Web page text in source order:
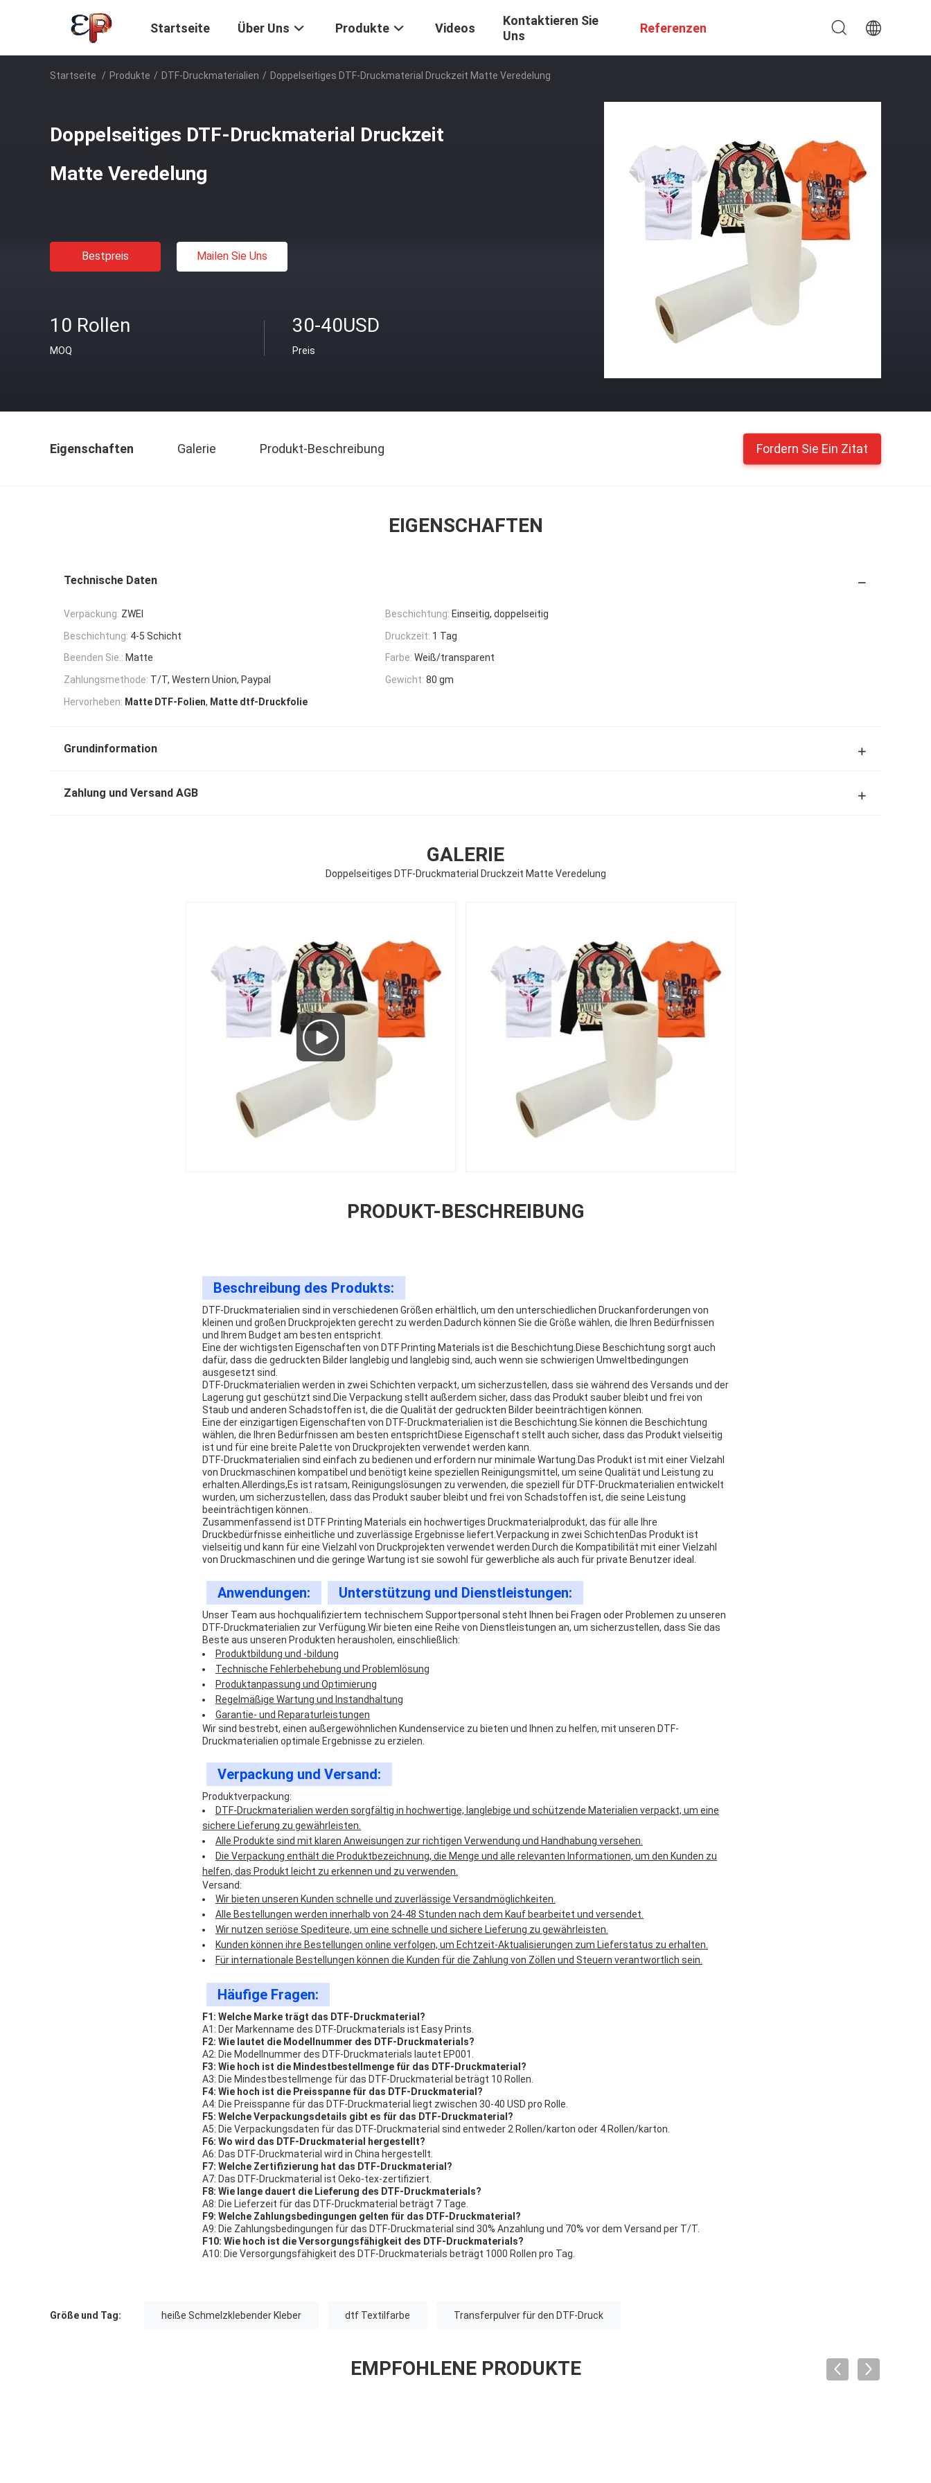
Startseite Über Uns Produkte Videos
Kontaktieren Sie
Uns
Referenzen
Startseite / Produkte / DTF-Druckmaterialien / Doppelseitiges DTF-Druckmaterial Druckzeit Matte Veredelung
Doppelseitiges DTF-Druckmaterial Druckzeit
Matte Veredelung
Bestpreis Mailen Sie Uns
10 Rollen
MOQ
30-40USD
Preis
Eigenschaften Galerie Produkt-Beschreibung Fordern Sie Ein Zitat
EIGENSCHAFTEN
Technische Daten
Verpackung: ZWEI Beschichtung: Einseitig, doppelseitig
Beschichtung: 4-5 Schicht Druckzeit: 1 Tag
Beenden Sie.: Matte Farbe: Weiß/transparent
Zahlungsmethode: T/T, Western Union, Paypal Gewicht: 80 gm
Hervorheben: Matte DTF-Folien, Matte dtf-Druckfolie
Grundinformation
Zahlung und Versand AGB
GALERIE
Doppelseitiges DTF-Druckmaterial Druckzeit Matte Veredelung
PRODUKT-BESCHREIBUNG
Beschreibung des Produkts:
DTF-Druckmaterialien sind in verschiedenen Größen erhältlich, um den unterschiedlichen Druckanforderungen von
kleinen und großen Druckprojekten gerecht zu werden.Dadurch können Sie die Größe wählen, die Ihren Bedürfnissen
und Ihrem Budget am besten entspricht.
Eine der wichtigsten Eigenschaften von DTF Printing Materials ist die Beschichtung.Diese Beschichtung sorgt auch
dafür, dass die gedruckten Bilder langlebig und langlebig sind, auch wenn sie schwierigen Umweltbedingungen
ausgesetzt sind.
DTF-Druckmaterialien werden in zwei Schichten verpackt, um sicherzustellen, dass sie während des Versands und der
Lagerung gut geschützt sind.Die Verpackung stellt außerdem sicher, dass das Produkt sauber bleibt und frei von
Staub und anderen Schadstoffen ist, die die Qualität der gedruckten Bilder beeinträchtigen können.
Eine der einzigartigen Eigenschaften von DTF-Druckmaterialien ist die Beschichtung.Sie können die Beschichtung
wählen, die Ihren Bedürfnissen am besten entsprichtDiese Eigenschaft stellt auch sicher, dass das Produkt vielseitig
ist und für eine breite Palette von Druckprojekten verwendet werden kann.
DTF-Druckmaterialien sind einfach zu bedienen und erfordern nur minimale Wartung.Das Produkt ist mit einer Vielzahl
von Druckmaschinen kompatibel und benötigt keine speziellen Reinigungsmittel, um seine Qualität und Leistung zu
erhalten.Allerdings,Es ist ratsam, Reinigungslösungen zu verwenden, die speziell für DTF-Druckmaterialien entwickelt
wurden, um sicherzustellen, dass das Produkt sauber bleibt und frei von Schadstoffen ist, die seine Leistung
beeinträchtigen können..
Zusammenfassend ist DTF Printing Materials ein hochwertiges Druckmaterialprodukt, das für alle Ihre
Druckbedürfnisse einheitliche und zuverlässige Ergebnisse liefert.Verpackung in zwei SchichtenDas Produkt ist
vielseitig und kann für eine Vielzahl von Druckprojekten verwendet werden.Durch die Kompatibilität mit einer Vielzahl
von Druckmaschinen und die geringe Wartung ist sie sowohl für gewerbliche als auch für private Benutzer ideal.
Anwendungen: Unterstützung und Dienstleistungen:
Unser Team aus hochqualifiziertem technischem Supportpersonal steht Ihnen bei Fragen oder Problemen zu unseren
DTF-Druckmaterialien zur Verfügung.Wir bieten eine Reihe von Dienstleistungen an, um sicherzustellen, dass Sie das
Beste aus unseren Produkten herausholen, einschließlich:
Produktbildung und -bildung
Technische Fehlerbehebung und Problemlösung
Produktanpassung und Optimierung
Regelmäßige Wartung und Instandhaltung
Garantie- und Reparaturleistungen
Wir sind bestrebt, einen außergewöhnlichen Kundenservice zu bieten und Ihnen zu helfen, mit unseren DTF-
Druckmaterialien optimale Ergebnisse zu erzielen.
Verpackung und Versand:
Produktverpackung:
DTF-Druckmaterialien werden sorgfältig in hochwertige, langlebige und schützende Materialien verpackt, um eine
sichere Lieferung zu gewährleisten.
Alle Produkte sind mit klaren Anweisungen zur richtigen Verwendung und Handhabung versehen.
Die Verpackung enthält die Produktbezeichnung, die Menge und alle relevanten Informationen, um den Kunden zu
helfen, das Produkt leicht zu erkennen und zu verwenden.
Versand:
Wir bieten unseren Kunden schnelle und zuverlässige Versandmöglichkeiten.
Alle Bestellungen werden innerhalb von 24-48 Stunden nach dem Kauf bearbeitet und versendet.
Wir nutzen seriöse Spediteure, um eine schnelle und sichere Lieferung zu gewährleisten.
Kunden können ihre Bestellungen online verfolgen, um Echtzeit-Aktualisierungen zum Lieferstatus zu erhalten.
Für internationale Bestellungen können die Kunden für die Zahlung von Zöllen und Steuern verantwortlich sein.
Häufige Fragen:
F1: Welche Marke trägt das DTF-Druckmaterial?
A1: Der Markenname des DTF-Druckmaterials ist Easy Prints.
F2: Wie lautet die Modellnummer des DTF-Druckmaterials?
A2: Die Modellnummer des DTF-Druckmaterials lautet EP001.
F3: Wie hoch ist die Mindestbestellmenge für das DTF-Druckmaterial?
A3: Die Mindestbestellmenge für das DTF-Druckmaterial beträgt 10 Rollen.
F4: Wie hoch ist die Preisspanne für das DTF-Druckmaterial?
A4: Die Preisspanne für das DTF-Druckmaterial liegt zwischen 30-40 USD pro Rolle.
F5: Welche Verpackungsdetails gibt es für das DTF-Druckmaterial?
A5: Die Verpackungsdaten für das DTF-Druckmaterial sind entweder 2 Rollen/karton oder 4 Rollen/karton.
F6: Wo wird das DTF-Druckmaterial hergestellt?
A6: Das DTF-Druckmaterial wird in China hergestellt.
F7: Welche Zertifizierung hat das DTF-Druckmaterial?
A7: Das DTF-Druckmaterial ist Oeko-tex-zertifiziert.
F8: Wie lange dauert die Lieferung des DTF-Druckmaterials?
A8: Die Lieferzeit für das DTF-Druckmaterial beträgt 7 Tage.
F9: Welche Zahlungsbedingungen gelten für das DTF-Druckmaterial?
A9: Die Zahlungsbedingungen für das DTF-Druckmaterial sind 30% Anzahlung und 70% vor dem Versand per T/T.
F10: Wie hoch ist die Versorgungsfähigkeit des DTF-Druckmaterials?
A10: Die Versorgungsfähigkeit des DTF-Druckmaterials beträgt 1000 Rollen pro Tag.
Größe und Tag: heiße Schmelzklebender Kleber dtf Textilfarbe Transferpulver für den DTF-Druck
EMPFOHLENE PRODUKTE